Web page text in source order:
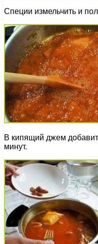
Специи измельчить и
В кипящий джем
минут.